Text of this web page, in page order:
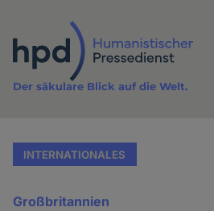
Inhalt
Der säkulare Blick auf die Welt.
INTERNATIONALES
Großbritannien